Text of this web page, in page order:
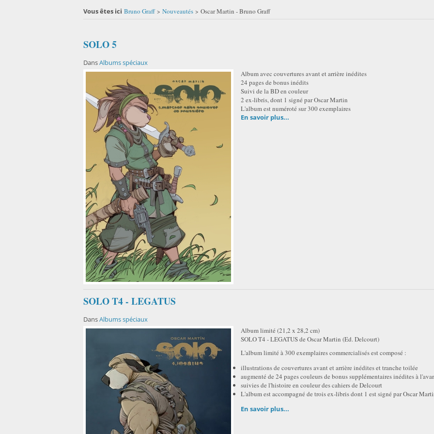
Vous êtes ici Bruno Graff > Nouveautés > Oscar Martin - Bruno Graff
SOLO 5
DansAlbums spéciaux
Album avec couvertures avant et arrière inédites
24 pages de bonus inédits
Suivi de la BD en couleur
2 ex-libris, dont 1 signé par Oscar Martin
L'album est numéroté sur 300 exemplaires
En savoir plus...
SOLO T4 - LEGATUS
DansAlbums spéciaux
Album limité (21,2 x 28,2 cm)
SOLO T4 - LEGATUS de Oscar Martin (Ed. Delcourt)
L'album limité à 300 exemplaires commercialisés est composé :
illustrations de couvertures avant et arrière inédites et tranche toilée
augmenté de 24 pages couleurs de bonus supplémentaires inédites à
suivies de l'histoire en couleur des cahiers de Delcourt
L'album est accompagné de trois ex-libris dont 1 est signé par Oscar
En savoir plus...